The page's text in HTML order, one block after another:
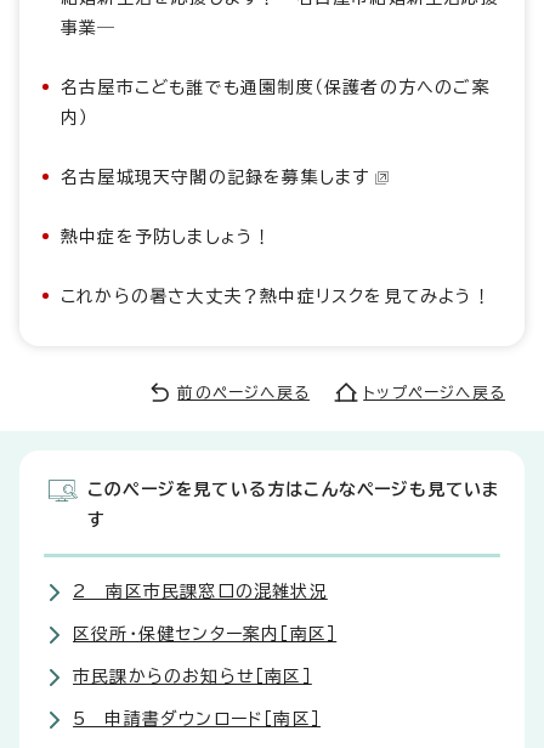
事業―
名古屋市こども誰でも通園制度（保護者の方へのご案
内）
名古屋城現天守閣の記録を募集します
熱中症を予防しましょう！
これからの暑さ大丈夫？熱中症リスクを見てみよう！
前のページへ戻る トップページへ戻る
このページを見ている方はこんなページも見ていま
す
2 南区市民課窓口の混雑状況
区役所・保健センター案内［南区］
市民課からのお知らせ［南区］
5 申請書ダウンロード［南区］